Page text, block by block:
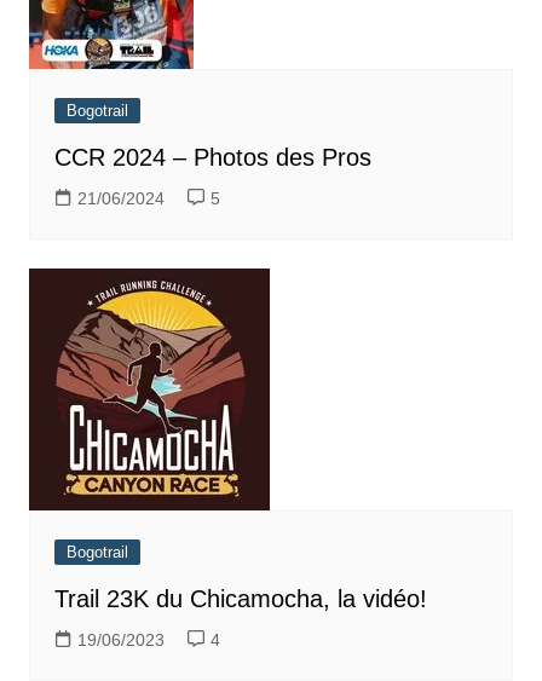
Bogotrail
CCR 2024 – Photos des Pros
21/06/2024 5
Bogotrail
Trail 23K du Chicamocha, la vidéo!
19/06/2023 4